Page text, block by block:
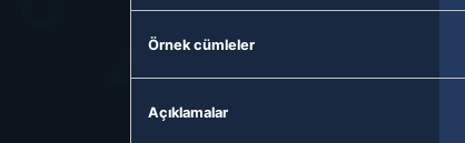
Örnek cümleler
Açıklamalar